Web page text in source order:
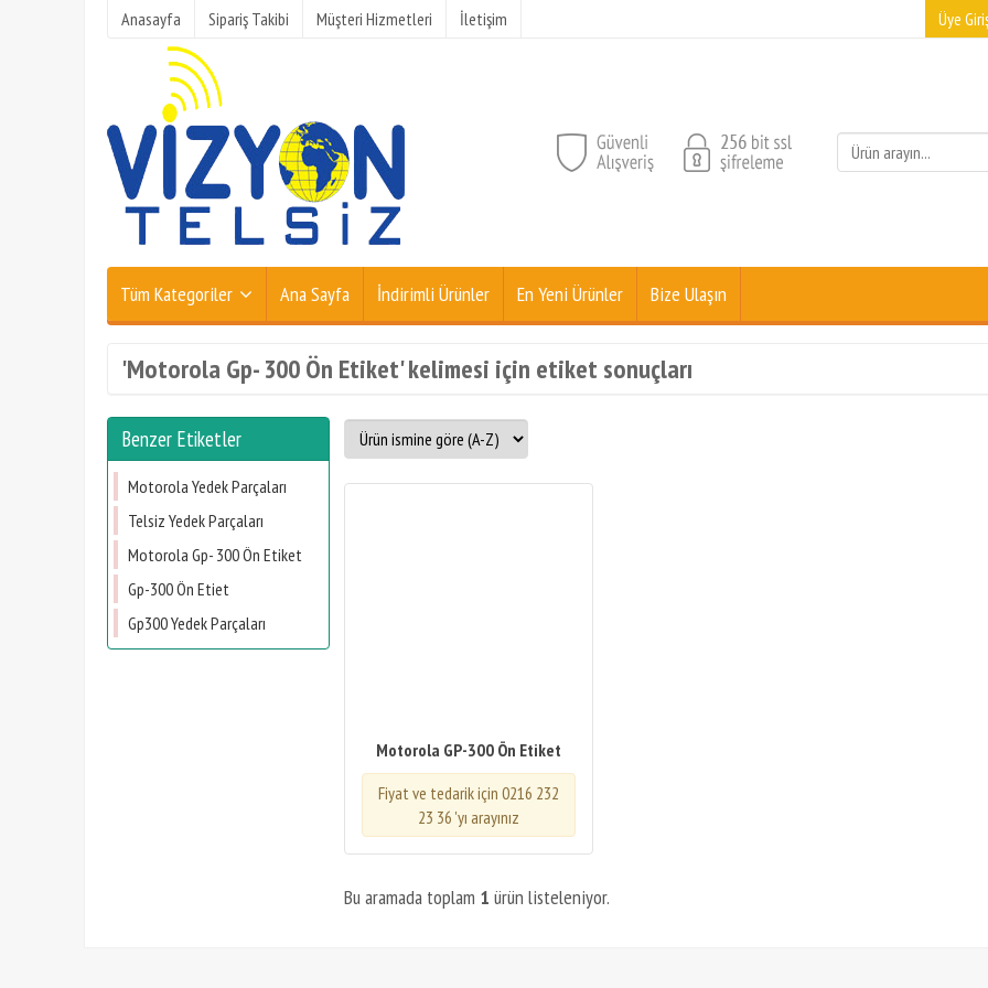
Anasayfa Sipariş Takibi Müşteri Hizmetleri İletişim Üye
Tüm Kategoriler Ana Sayfa İndirimli Ürünler En Yeni Ürünler Bize Ulaşın
'Motorola Gp- 300 Ön Etiket' kelimesi için etiket sonuçları
Benzer Etiketler
Motorola Yedek Parçaları
Telsiz Yedek Parçaları
Motorola Gp- 300 Ön Etiket
Gp-300 Ön Etiet
Gp300 Yedek Parçaları
Motorola GP-300 Ön Etiket
Fiyat ve tedarik için 0216 232
23 36 'yı arayınız
Bu aramada toplam 1 ürün listeleniyor.